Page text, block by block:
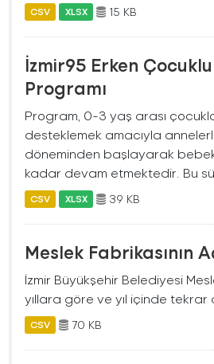
CSV XLSX 15 KB
İzmir95 Erken
Programı
Program, 0-3 yaş arası
desteklemek amacıyla
döneminden başlayarak
kadar devam etmektedir. Bu
CSV XLSX 39 KB
Meslek Fabrikasının
İzmir Büyükşehir Belediyesi
yıllara göre ve yıl içinde tekrar
CSV 70 KB